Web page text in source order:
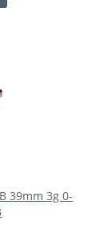
39mm 3g 0-